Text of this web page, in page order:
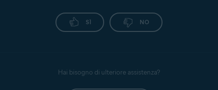
SÌ NO
Hai bisogno di ulteriore assistenza?